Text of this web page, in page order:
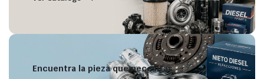
Encuentra la pieza que necesitas